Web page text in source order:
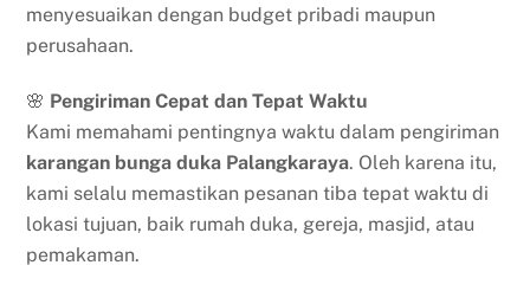
menyesuaikan dengan budget pribadi maupun
perusahaan.
🌸 Pengiriman Cepat dan Tepat Waktu
Kami memahami pentingnya waktu dalam pengiriman
karangan bunga duka Palangkaraya. Oleh karena itu,
kami selalu memastikan pesanan tiba tepat waktu di
lokasi tujuan, baik rumah duka, gereja, masjid, atau
pemakaman.